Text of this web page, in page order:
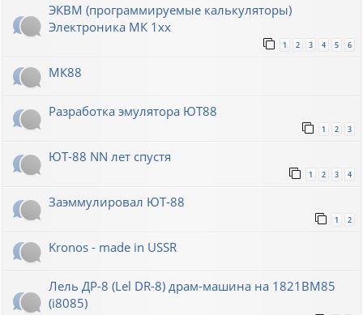
ЭКВМ (программируемые калькуляторы)
Электроника МК 1хх
1 2 3 4 5 6
МК88
Разработка эмулятора ЮТ88
1 2 3
ЮТ-88 NN лет спустя
1 2 3 4
Заэммулировал ЮТ-88
1 2
Kronos - made in USSR
Лель ДР-8 (Lel DR-8) драм-машина на 1821ВМ85
(i8085)